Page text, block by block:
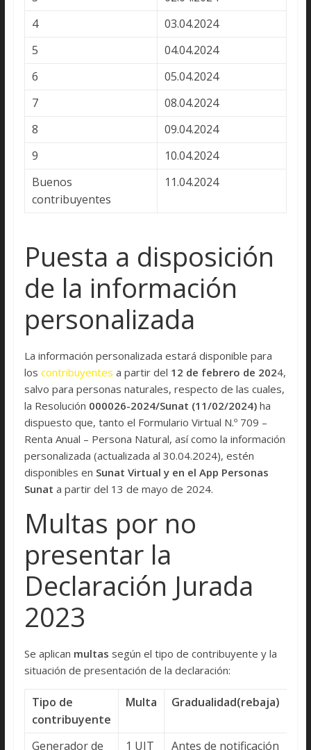
4
03.04.2024
5
04.04.2024
6
05.04.2024
7
08.04.2024
8
09.04.2024
9
10.04.2024
Buenos
contribuyentes
11.04.2024
Puesta a disposición
de la información
personalizada
La información personalizada estará disponible para
los contribuyentes a partir del 12 de febrero de 2024,
salvo para personas naturales, respecto de las cuales,
la Resolución 000026-2024/Sunat (11/02/2024) ha
dispuesto que, tanto el Formulario Virtual N.º 709 –
Renta Anual – Persona Natural, así como la información
personalizada (actualizada al 30.04.2024), estén
disponibles en Sunat Virtual y en el App Personas
Sunat a partir del 13 de mayo de 2024.
Multas por no
presentar la
Declaración Jurada
2023
Se aplican multas según el tipo de contribuyente y la
situación de presentación de la declaración:
Tipo de
contribuyente
Multa Gradualidad(rebaja)
Generador de
1 UIT
Antes de notificación